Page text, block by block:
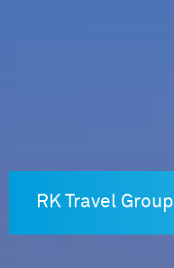
RK Travel Group